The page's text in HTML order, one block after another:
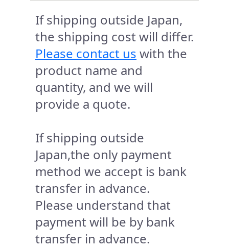
If shipping outside Japan,
the shipping cost will differ.
Please contact us with the
product name and
quantity, and we will
provide a quote.
If shipping outside
Japan,the only payment
method we accept is bank
transfer in advance.
Please understand that
payment will be by bank
transfer in advance.